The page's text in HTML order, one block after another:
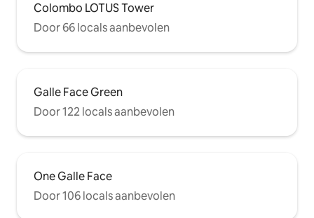
Colombo LOTUS Tower
Door 66 locals aanbevolen
Galle Face Green
Door 122 locals aanbevolen
One Galle Face
Door 106 locals aanbevolen